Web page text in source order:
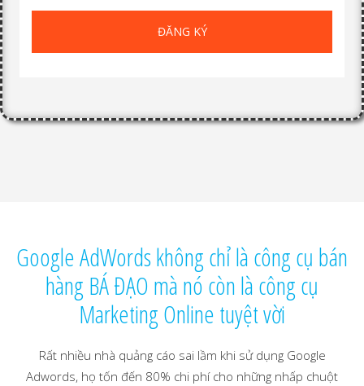
ĐĂNG KÝ
Google AdWords không chỉ là công cụ bán
hàng BÁ ĐẠO mà nó còn là công cụ
Marketing Online tuyệt vời
Rất nhiều nhà quảng cáo sai lầm khi sử dụng Google
Adwords, họ tốn đến 80% chi phí cho những nhấp chuột